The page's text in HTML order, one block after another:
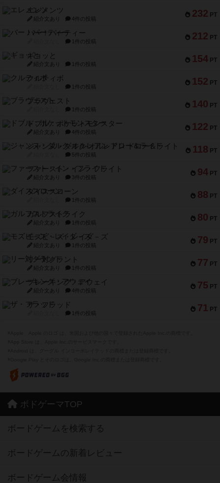
232 PT
エレメンツ
紹介文あり 4件の投稿
212 PT
バー！パーティー
1件の投稿
154 PT
ギョッと
紹介文あり 1件の投稿
152 PT
クルティボ
1件の投稿
140 PT
ブラヴェスト
1件の投稿
122 PT
ドブル：ポケットモンスター
紹介文あり 4件の投稿
118 PT
ジャンヌ・ダルク-オルレアン ドロー＆ライト
5件の投稿
94 PT
ファースト・イン・フライト
紹介文あり 3件の投稿
88 PT
ダイススローン
1件の投稿
80 PT
ガルフストライク
紹介文あり 1件の投稿
79 PT
モズビ－ズ・レイダ－ズ
紹介文あり 1件の投稿
77 PT
リー対グラント
紹介文あり 1件の投稿
75 PT
ブレーキング・アウェイ
紹介文あり 4件の投稿
71 PT
ザ・フラッド
1件の投稿
ボドゲーマTOP
ボードゲームを検索する
ボードゲームの新着レビュー
ボードゲーム会情報